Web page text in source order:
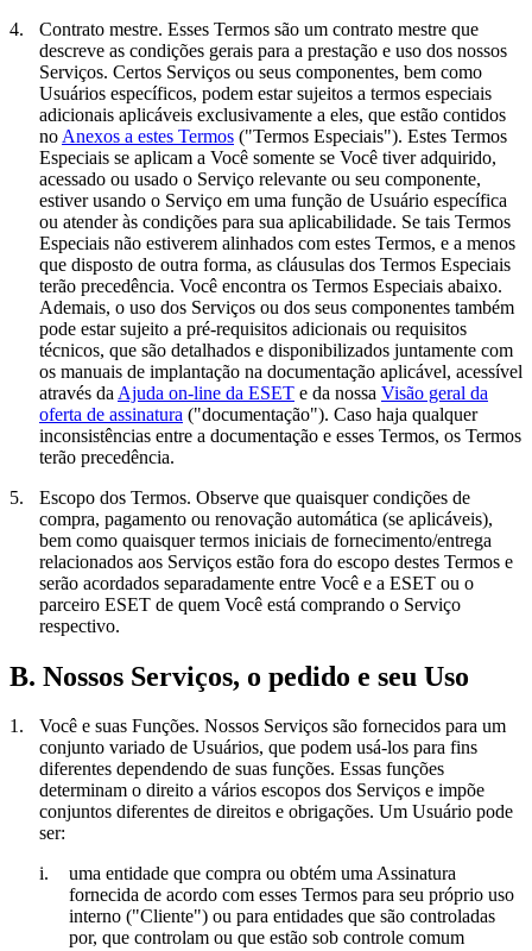
4.
Contrato mestre. Esses Termos são um contrato mestre que
descreve as condições gerais para a prestação e uso dos nossos
Serviços. Certos Serviços ou seus componentes, bem como
Usuários específicos, podem estar sujeitos a termos especiais
adicionais aplicáveis exclusivamente a eles, que estão contidos
no Anexos a estes Termos ("Termos Especiais"). Estes Termos
Especiais se aplicam a Você somente se Você tiver adquirido,
acessado ou usado o Serviço relevante ou seu componente,
estiver usando o Serviço em uma função de Usuário específica
ou atender às condições para sua aplicabilidade. Se tais Termos
Especiais não estiverem alinhados com estes Termos, e a menos
que disposto de outra forma, as cláusulas dos Termos Especiais
terão precedência. Você encontra os Termos Especiais abaixo.
Ademais, o uso dos Serviços ou dos seus componentes também
pode estar sujeito a pré-requisitos adicionais ou requisitos
técnicos, que são detalhados e disponibilizados juntamente com
os manuais de implantação na documentação aplicável, acessível
através da Ajuda on-line da ESET e da nossa Visão geral da
oferta de assinatura ("documentação"). Caso haja qualquer
inconsistências entre a documentação e esses Termos, os Termos
terão precedência.
5.
Escopo dos Termos. Observe que quaisquer condições de
compra, pagamento ou renovação automática (se aplicáveis),
bem como quaisquer termos iniciais de fornecimento/entrega
relacionados aos Serviços estão fora do escopo destes Termos e
serão acordados separadamente entre Você e a ESET ou o
parceiro ESET de quem Você está comprando o Serviço
respectivo.
B. Nossos Serviços, o pedido e seu Uso
1. Você e suas Funções. Nossos Serviços são fornecidos para um
conjunto variado de Usuários, que podem usá-los para fins
diferentes dependendo de suas funções. Essas funções
determinam o direito a vários escopos dos Serviços e impõe
conjuntos diferentes de direitos e obrigações. Um Usuário pode
ser:
i.
uma entidade que compra ou obtém uma Assinatura
fornecida de acordo com esses Termos para seu próprio uso
interno ("Cliente") ou para entidades que são controladas
por, que controlam ou que estão sob controle comum